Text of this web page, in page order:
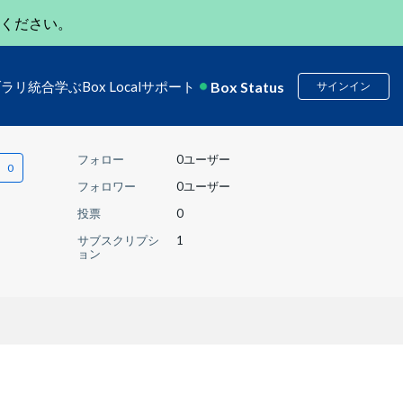
ださい。
リ 統合学ぶBox Localサポート Box Status サインイン
フォロー
0ユーザー
フォロワー
0ユーザー
投票
0
サブスクリプシ
ョン
1